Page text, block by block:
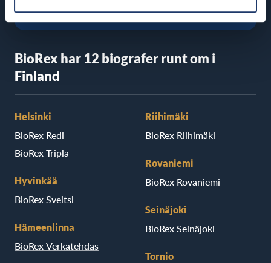
BioRex har 12 biografer runt om i
Finland
Helsinki
BioRex Redi
BioRex Tripla
Hyvinkää
BioRex Sveitsi
Hämeenlinna
BioRex Verkatehdas
Riihimäki
BioRex Riihimäki
Rovaniemi
BioRex Rovaniemi
Seinäjoki
BioRex Seinäjoki
Tornio